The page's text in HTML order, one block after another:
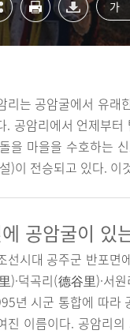
가
리는 공암굴에서 유래
. 공암리에서 언제부
을 마을을 수호하는
)이 전승되고 있다. 이
공암굴이 있
선시대 공주군 반포면
)·덕곡리(德谷里)·서
년 시군 통합에 따라
진 이름이다. 공암리의